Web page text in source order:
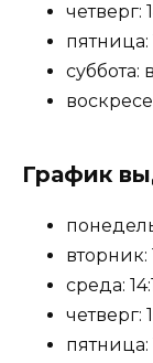
четверг:
пятница:
суббота:
График
вторник:
среда:
четверг:
пятница: